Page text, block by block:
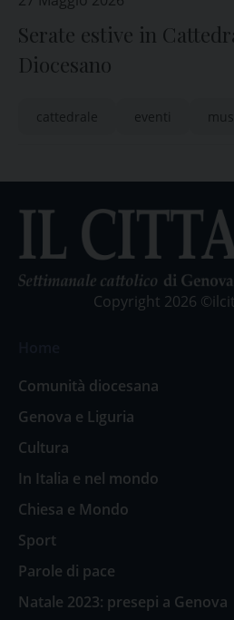
Serate estive in
Diocesano
cattedrale eventi
Copyright 2026
Comunità diocesana
Genova e Liguria
Cultura
In Italia e nel mondo
Chiesa e Mondo
Sport
Parole di pace
Natale 2023: presepi a Genova